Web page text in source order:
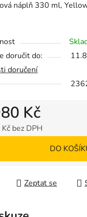
náplň 330 ml,
doručit do:
doručení
Kč
bez DPH
DO
Zeptat se